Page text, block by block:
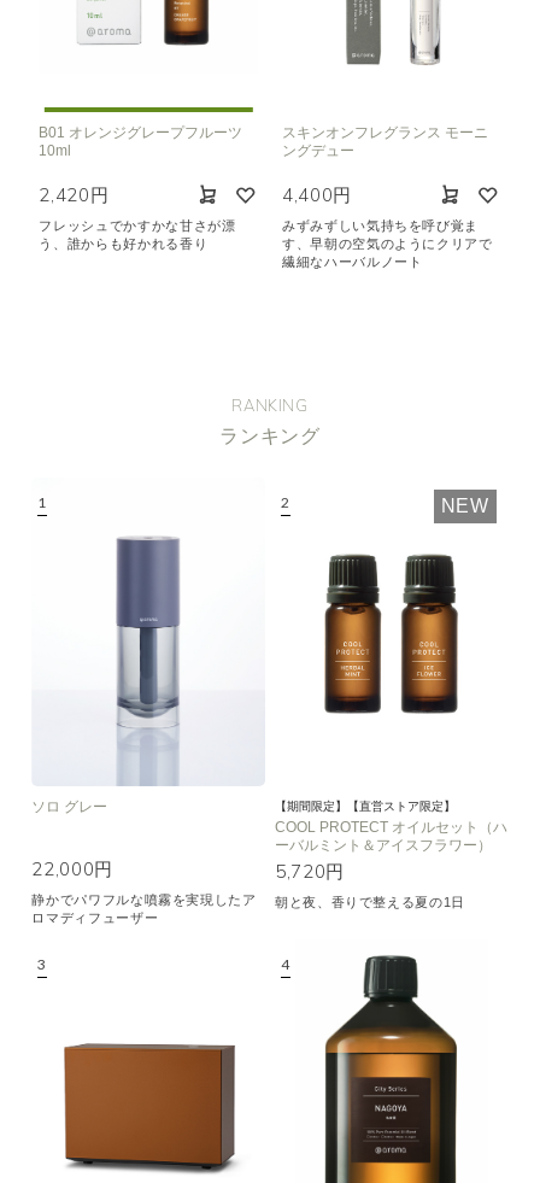
B01 オレンジグレープフルーツ
10ml
2,420円
フレッシュでかすかな甘さが漂
う、誰からも好かれる香り
スキンオンフレグランス モーニ
ングデュー
4,400円
みずみずしい気持ちを呼び覚ま
す、早朝の空気のようにクリアで
繊細なハーバルノート
RANKING
ランキング
ソロ グレー
22,000円
静かでパワフルな噴霧を実現したア
ロマディフューザー
NEW
【期間限定】【直営ストア限定】
COOL PROTECT オイルセット（ハ
ーバルミント＆アイスフラワー）
5,720円
朝と夜、香りで整える夏の1日